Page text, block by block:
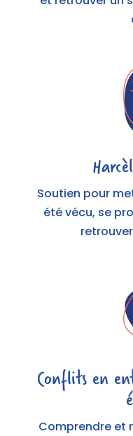
Soutien pour
été vécu, se
Conflits en
Comprendre et